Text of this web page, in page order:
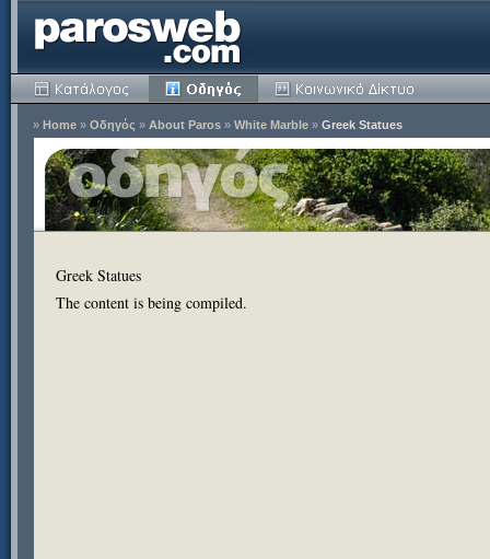
» Home » Οδηγός » About Paros » White Marble » Greek Statues
Greek Statues
The content is being compiled.